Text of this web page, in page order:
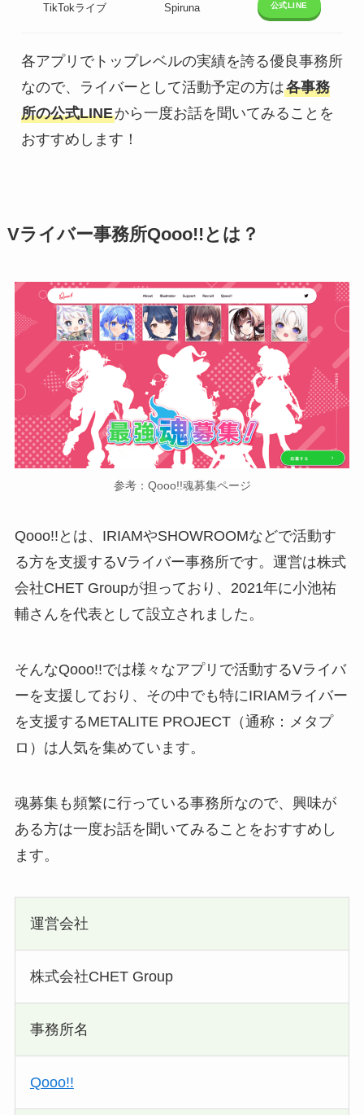
TikTokライブ Spiruna 公式LINE
各アプリでトップレベルの実績を誇る優良事務所
なので、ライバーとして活動予定の方は各事務
所の公式LINEから一度お話を聞いてみることを
おすすめします！
Vライバー事務所Qooo!!とは？
参考：Qooo!!魂募集ページ
Qooo!!とは、IRIAMやSHOWROOMなどで活動す
る方を支援するVライバー事務所です。運営は株式
会社CHET Groupが担っており、2021年に小池祐
輔さんを代表として設立されました。
そんなQooo!!では様々なアプリで活動するVライバ
ーを支援しており、その中でも特にIRIAMライバー
を支援するMETALITE PROJECT（通称：メタプ
ロ）は人気を集めています。
魂募集も頻繁に行っている事務所なので、興味が
ある方は一度お話を聞いてみることをおすすめし
ます。
運営会社
株式会社CHET Group
事務所名
Qooo!!